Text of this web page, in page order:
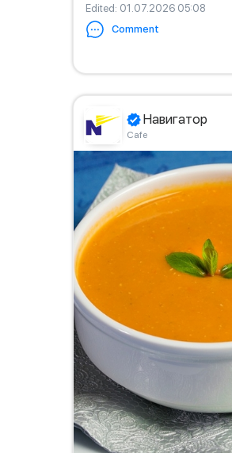
Edited: 01.07.2026 05:08
Comment
Навигатор
Сafe